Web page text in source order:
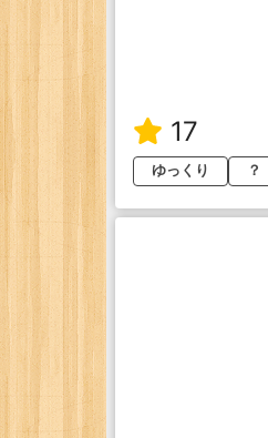
17
ゆっくり ？